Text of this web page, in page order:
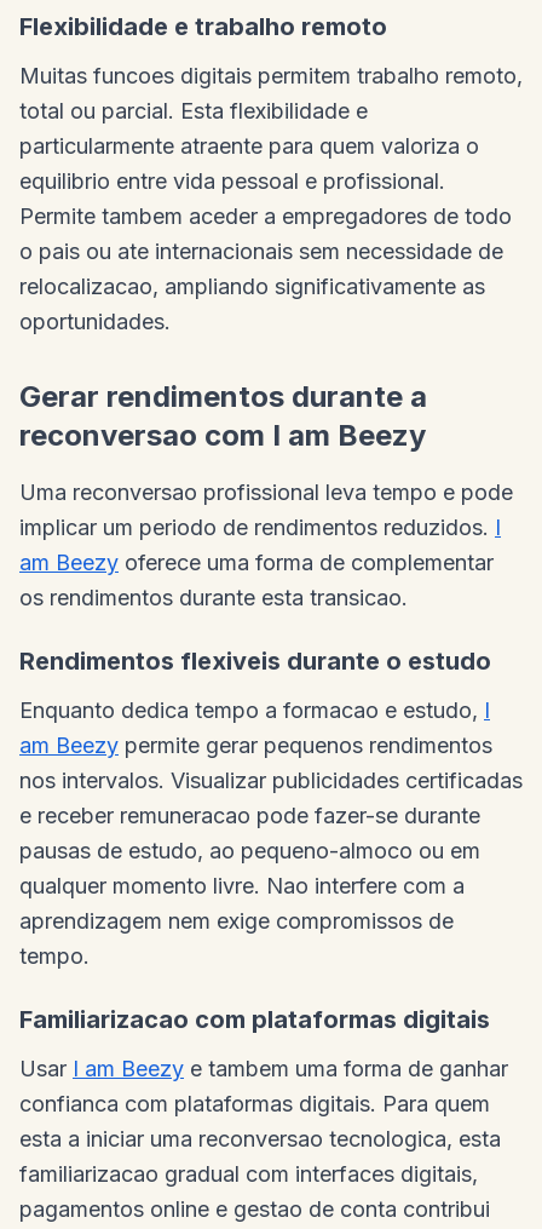
Flexibilidade e trabalho remoto
Muitas funcoes digitais permitem trabalho remoto,
total ou parcial. Esta flexibilidade e
particularmente atraente para quem valoriza o
equilibrio entre vida pessoal e profissional.
Permite tambem aceder a empregadores de todo
o pais ou ate internacionais sem necessidade de
relocalizacao, ampliando significativamente as
oportunidades.
Gerar rendimentos durante a
reconversao com I am Beezy
Uma reconversao profissional leva tempo e pode
implicar um periodo de rendimentos reduzidos. I
am Beezy oferece uma forma de complementar
os rendimentos durante esta transicao.
Rendimentos flexiveis durante o estudo
Enquanto dedica tempo a formacao e estudo, I
am Beezy permite gerar pequenos rendimentos
nos intervalos. Visualizar publicidades certificadas
e receber remuneracao pode fazer-se durante
pausas de estudo, ao pequeno-almoco ou em
qualquer momento livre. Nao interfere com a
aprendizagem nem exige compromissos de
tempo.
Familiarizacao com plataformas digitais
Usar I am Beezy e tambem uma forma de ganhar
confianca com plataformas digitais. Para quem
esta a iniciar uma reconversao tecnologica, esta
familiarizacao gradual com interfaces digitais,
pagamentos online e gestao de conta contribui